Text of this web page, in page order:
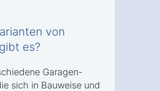
von
es?
Garagen-
sich in Bauweise und